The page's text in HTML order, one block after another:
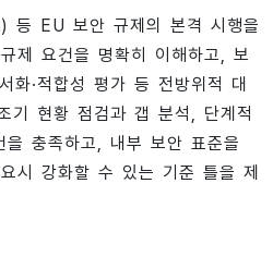
등 EU 보안 규제의 본격 시행을
제 요건을 명확히 이해하고, 보
화·적합성 평가 등 전방위적 대
기 현황 점검과 갭 분석, 단계적
충족하고, 내부 보안 표준을
시 강화할 수 있는 기준 틀을 제